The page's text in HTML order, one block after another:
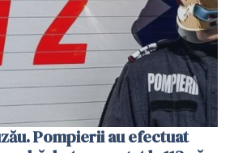
Pompierii au efectuat